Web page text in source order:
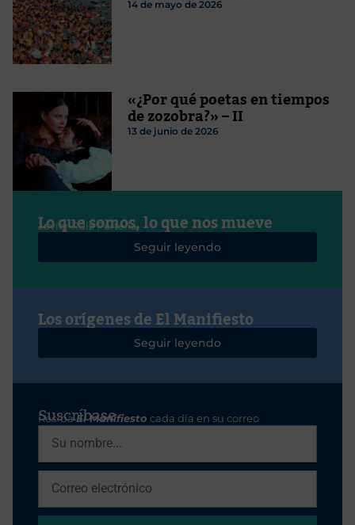
14 de mayo de 2026
«¿Por qué poetas en tiempos
de zozobra?» – II
13 de junio de 2026
Lo que somos, lo que nos mueve
Javier Ruiz Portella
Seguir leyendo
Los orígenes de El Manifiesto
Seguir leyendo
Suscríbase
RecibaEl Manifiesto cada día en su correo